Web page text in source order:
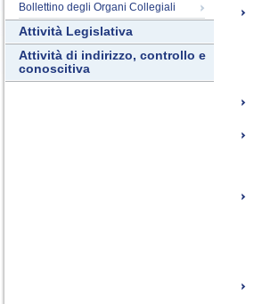
Bollettino degli Organi Collegiali
Attività Legislativa
Attività di indirizzo, controllo e
conoscitiva